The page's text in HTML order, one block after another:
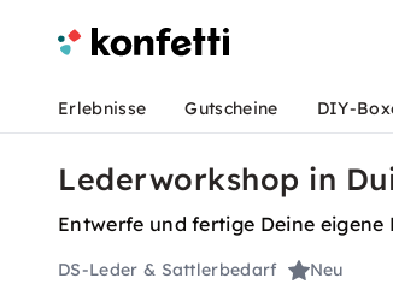
Erlebnisse Gutscheine DIY-
Lederworkshop in
Entwerfe und fertige Deine
DS-Leder & Sattlerbedarf Neu